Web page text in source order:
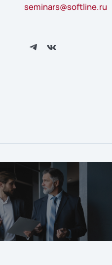
seminars@softline.ru